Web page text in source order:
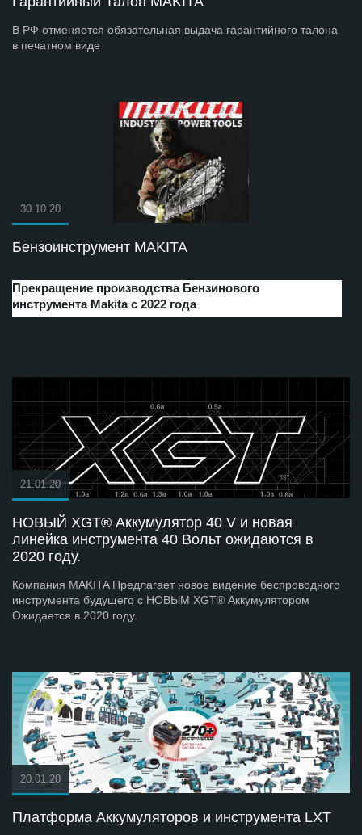
В РФ отменяется обязательная выдача гарантийного талона
в печатном виде
30.10.20
Бензоинструмент MAKITA
Прекращение производства Бензинового
инструмента Makita с 2022 года
21.01.20
НОВЫЙ XGT® Аккумулятор 40 V и новая
линейка инструмента 40 Вольт ожидаются в
2020 году.
Компания MAKITA Предлагает новое видение беспроводного
инструмента будущего с НОВЫМ XGT® Аккумулятором
Ожидается в 2020 году.
20.01.20
Платформа Аккумуляторов и инструмента LXT